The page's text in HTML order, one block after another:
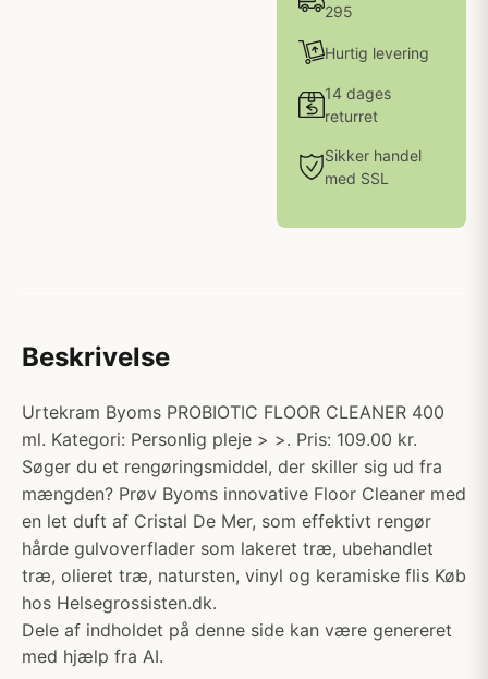
295
Hurtig levering
14 dages
returret
Sikker handel
med SSL
Beskrivelse
Urtekram Byoms PROBIOTIC FLOOR CLEANER 400
ml. Kategori: Personlig pleje > >. Pris: 109.00 kr.
Søger du et rengøringsmiddel, der skiller sig ud fra
mængden? Prøv Byoms innovative Floor Cleaner med
en let duft af Cristal De Mer, som effektivt rengør
hårde gulvoverflader som lakeret træ, ubehandlet
træ, olieret træ, natursten, vinyl og keramiske flis Køb
hos Helsegrossisten.dk.
Dele af indholdet på denne side kan være genereret
med hjælp fra AI.